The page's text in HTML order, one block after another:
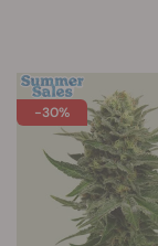
-30%